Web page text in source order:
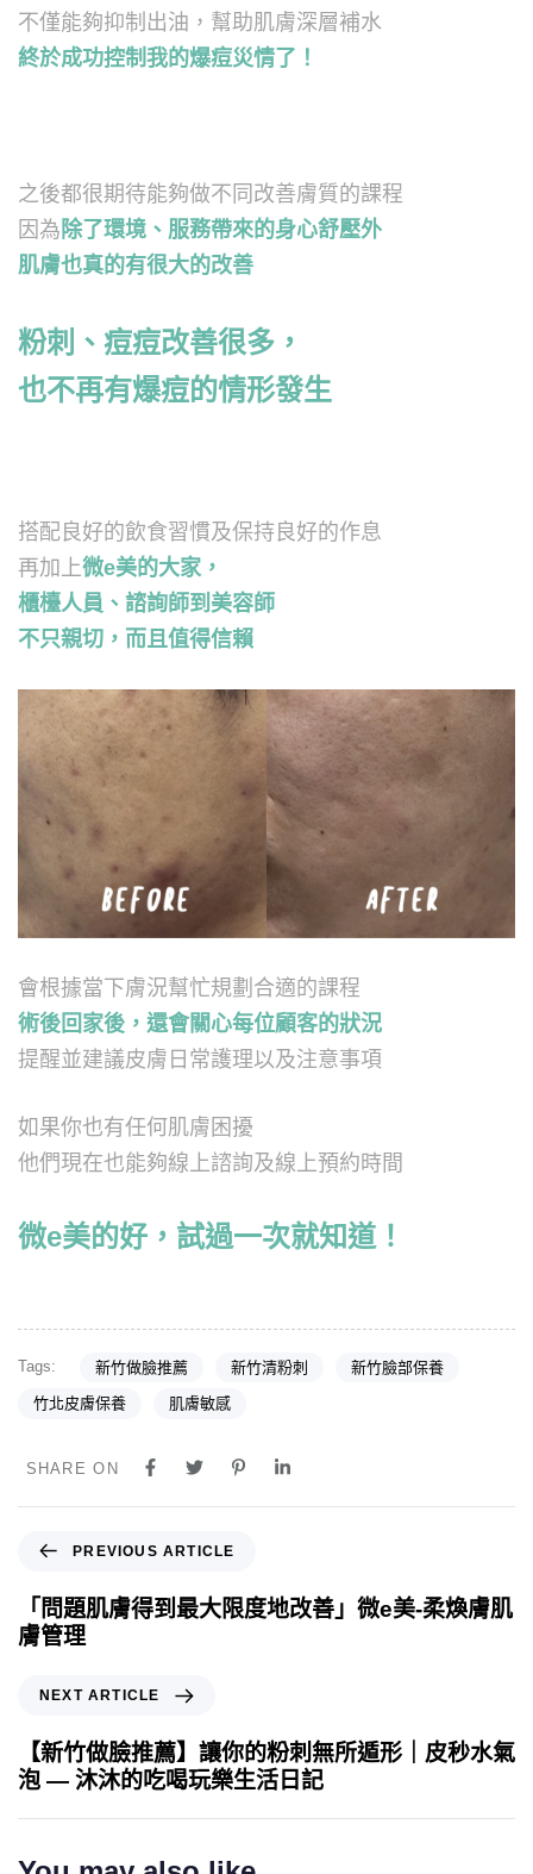
不僅能夠抑制出油，幫助肌膚深層補水
終於成功控制我的爆痘災情了！
之後都很期待能夠做不同改善膚質的課程
因為 除了環境、服務帶來的身心舒壓外
肌膚也真的有很大的改善
粉刺、痘痘改善很多，
也不再有爆痘的情形發生
搭配良好的飲食習慣及保持良好的作息
再加上微e美的大家，
櫃檯人員、諮詢師到美容師
不只親切，而且值得信賴
會根據當下膚況幫忙規劃合適的課程
術後回家後，還會關心每位顧客的狀況
提醒並建議皮膚日常護理以及注意事項
如果你也有任何肌膚困擾
他們現在也能夠線上諮詢及線上預約時間
微e美的好，試過一次就知道！
Tags: 新竹做臉推薦 新竹清粉刺 新竹臉部保養
竹北皮膚保養 肌膚敏感
SHARE ON
PREVIOUS ARTICLE
「問題肌膚得到最大限度地改善」微e美-柔煥膚肌
膚管理
NEXT ARTICLE
【新竹做臉推薦】讓你的粉刺無所遁形｜皮秒水氣
泡 — 沐沐的吃喝玩樂生活日記